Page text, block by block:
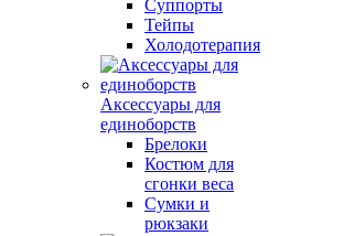
Суппорты
Тейпы
Холодотерапия
Аксессуары для
единоборств
Брелоки
Костюм для
сгонки веса
Сумки и
рюкзаки